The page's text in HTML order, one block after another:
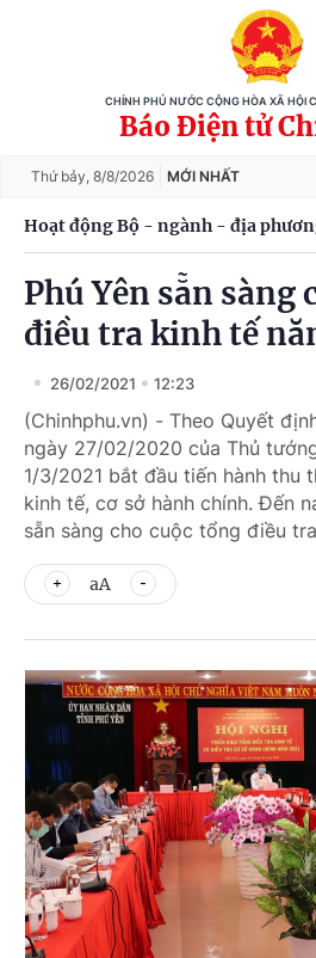
CHÍNH PHỦ NƯỚC CỘNG HÒA XÃ HỘI
Báo Điện tử
Thứ bảy, 8/8/2026 MỚI NHẤT
Hoạt động Bộ - ngành - địa
Phú Yên sẵn sàng
điều tra kinh tế
26/02/2021 12:23
(Chinhphu.vn) - Theo Quyết
ngày 27/02/2020 của Thủ
1/3/2021 bắt đầu tiến hành thu
kinh tế, cơ sở hành chính. Đến
sẵn sàng cho cuộc tổng điều
aA